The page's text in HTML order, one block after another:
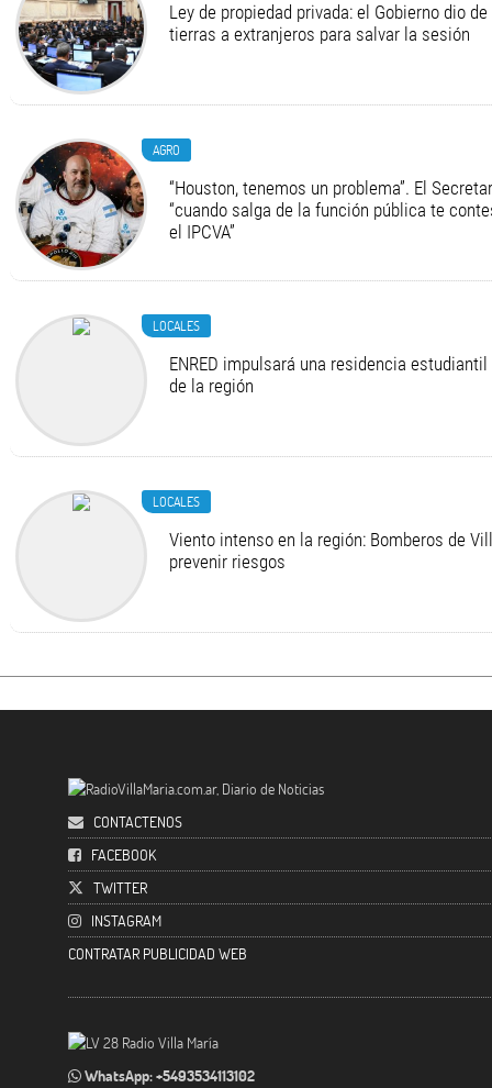
Ley de propiedad privada: el Gobierno dio
tierras a extranjeros para salvar la sesión
AGRO
“Houston, tenemos un problema”. El
“cuando salga de la función pública te
el IPCVA”
LOCALES
ENRED impulsará una residencia
de la región
LOCALES
Viento intenso en la región: Bomberos de
prevenir riesgos
CONTACTENOS
FACEBOOK
TWITTER
INSTAGRAM
CONTRATAR PUBLICIDAD WEB
WhatsApp: +5493534113102